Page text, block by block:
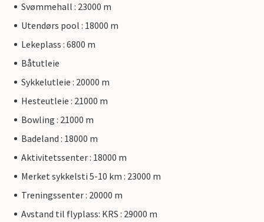
Svømmehall : 23000 m
Utendørs pool : 18000 m
Lekeplass : 6800 m
Båtutleie
Sykkelutleie : 20000 m
Hesteutleie : 21000 m
Bowling : 21000 m
Badeland : 18000 m
Aktivitetssenter : 18000 m
Merket sykkelsti 5-10 km : 23000 m
Treningssenter : 20000 m
Avstand til flyplass: KRS : 29000 m